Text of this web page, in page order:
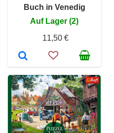
Buch in Venedig
Auf Lager (2)
11,50 €